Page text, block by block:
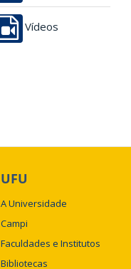
Vídeos
UFU
A Universidade
Campi
Faculdades e Institutos
Bibliotecas